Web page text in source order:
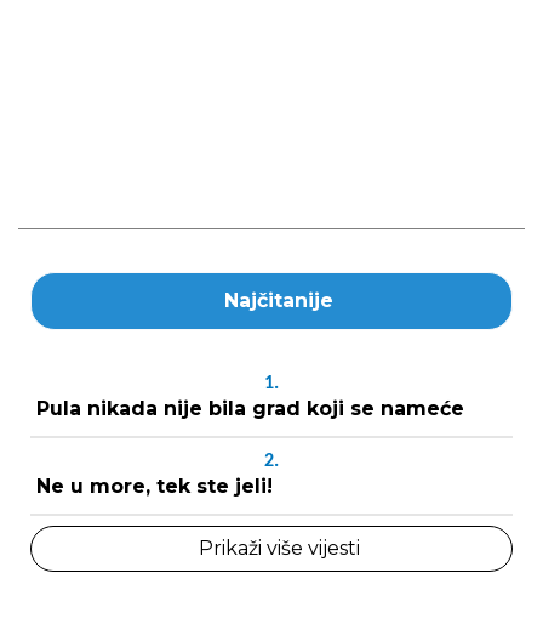
Najčitanije
1.
Pula nikada nije bila grad koji se nameće
2.
Ne u more, tek ste jeli!
Prikaži više vijesti